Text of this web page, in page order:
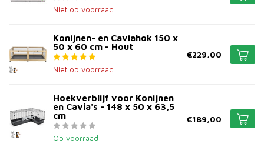
Niet op voorraad
Konijnen- en Caviahok 150 x
50 x 60 cm - Hout
Niet op voorraad
€229,00
Hoekverblijf voor Konijnen
en Cavia's - 148 x 50 x 63,5
cm
Op voorraad
€189,00